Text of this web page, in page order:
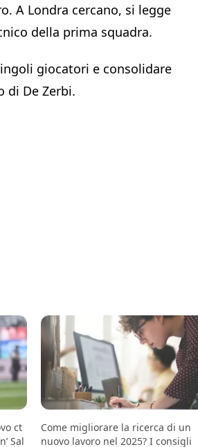
A Londra cercano, si legge
della prima squadra.
giocatori e consolidare
di De Zerbi.
ct
Sal
Come migliorare la ricerca di un
nuovo lavoro nel 2025? I consigli